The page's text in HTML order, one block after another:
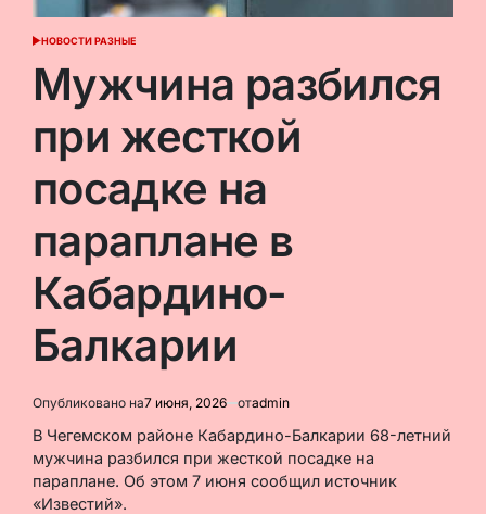
ОПУБЛИКОВАНО
НОВОСТИ РАЗНЫЕ
Мужчина разбился
при жесткой
посадке на
параплане в
Кабардино-
Балкарии
Опубликовано на7 июня, 2026 отadmin
В Чегемском районе Кабардино-Балкарии 68-летний
мужчина разбился при жесткой посадке на
параплане. Об этом 7 июня сообщил источник
«Известий».